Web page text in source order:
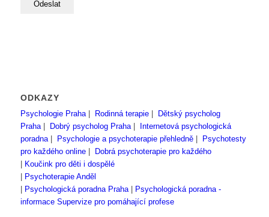
ODKAZY
Psychologie Praha| Rodinná terapie|
Dětský psycholog
Praha| Dobrý psycholog Praha|
Internetová psychologická
poradna| Psychologie a psychoterapie přehledně|
Psychotesty
pro každého online|
Dobrá psychoterapie pro každého
Koučink pro děti i dospělé
Psychoterapie Anděl
Psychologická poradna Praha|
Psychologická poradna -
informace Supervize pro pomáhající profese